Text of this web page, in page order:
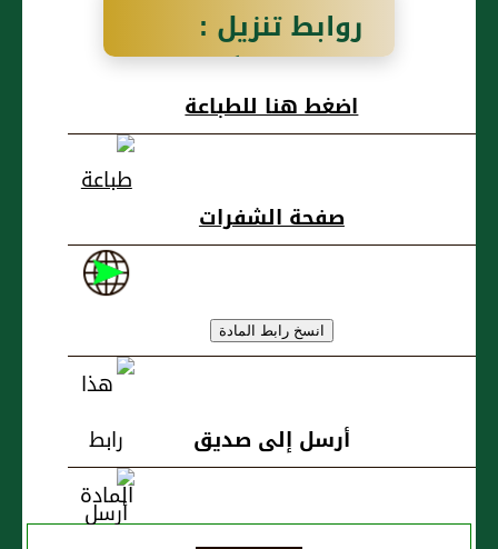
روابط تنزيل :
القَزْوِيْنِيُّ أَبُو
الحَسَنِ عَلِيُّ بنُ
اضغط هنا للطباعة
صفحة الشفرات
أرسل إلى صديق